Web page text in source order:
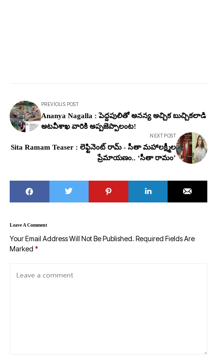
PREVIOUS POST
Ananya Nagalla : పెద్దపులితో అనన్య అచ్చిక బుచ్చికలాడి
అటవీశాఖ వారికి అప్పజెప్పాలంట!
NEXT POST
Sita Ramam Teaser : లెఫ్టినెంట్ రామ్ - సీతా మహాలక్ష్మీల
ప్రేమాయణం.. ‘సీతా రామం’
Leave A Comment
Your Email Address Will Not Be Published. Required Fields Are
Marked *